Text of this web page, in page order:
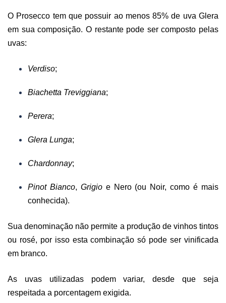
O Prosecco tem que possuir ao menos 85% de uva Glera
em sua composição. O restante pode ser composto pelas
uvas:
Verdiso;
Biachetta Treviggiana;
Perera;
Glera Lunga;
Chardonnay;
Pinot Bianco, Grigioe Nero (ou Noir, como é mais
conhecida).
Sua denominação não permite a produção de vinhos tintos
ou rosé, por isso esta combinação só pode ser vinificada
em branco.
As uvas utilizadas podem variar, desde que seja
respeitada a porcentagem exigida.